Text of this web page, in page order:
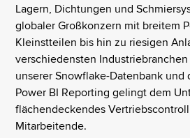
Lagern, Dichtungen und
globaler Großkonzern mit breitem
Kleinstteilen bis hin zu riesigen
verschiedensten
unserer Snowflake-Datenbank und
Power BI Reporting gelingt dem
flächendeckendes
Mitarbeitende.